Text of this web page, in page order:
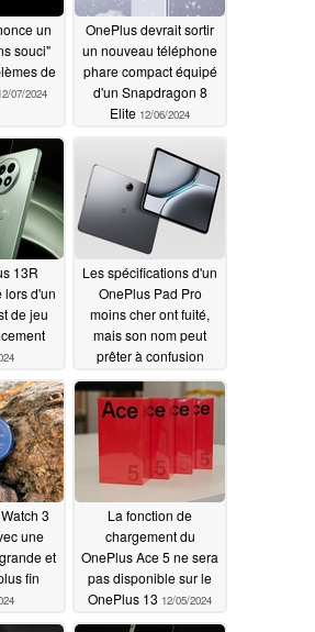
un
souci"
de
07/2024
OnePlus devrait sortir
un nouveau téléphone
phare compact équipé
d'un Snapdragon 8
Elite 12/06/2024
13R
lors d'un
de jeu
Les spécifications d'un
OnePlus Pad Pro
moins cher ont fuité,
mais son nom peut
prêter à confusion
12/06/2024
3
une
et
fin
La fonction de
chargement du
OnePlus Ace 5 ne sera
pas disponible sur le
OnePlus 13 12/05/2024